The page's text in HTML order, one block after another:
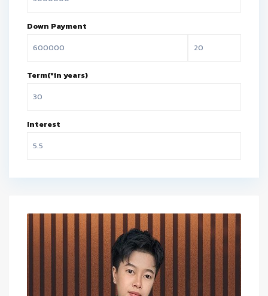
Down Payment
Term(*in years)
Interest